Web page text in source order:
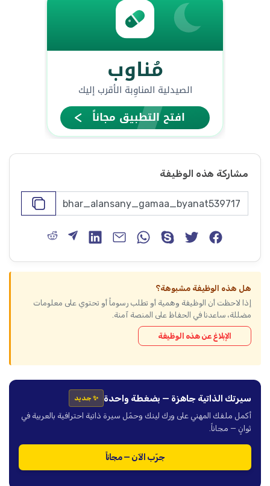
مشاركة هذه الوظيفة
هل هذه الوظيفة مشبوهة؟
إذا لاحظت أن الوظيفة وهمية أو تطلب رسوماً أو تحتوي على معلومات
مضللة، ساعدنا في الحفاظ على المنصة آمنة.
الإبلاغ عن هذه الوظيفة
سيرتك الذاتية جاهزة — بضغطة واحدة ✨ جديد
أكمل ملفك المهني على ورك لينك وحمّل سيرة ذاتية احترافية بالعربية في
ثوانٍ — مجاناً.
جرّب الآن — مجاناً